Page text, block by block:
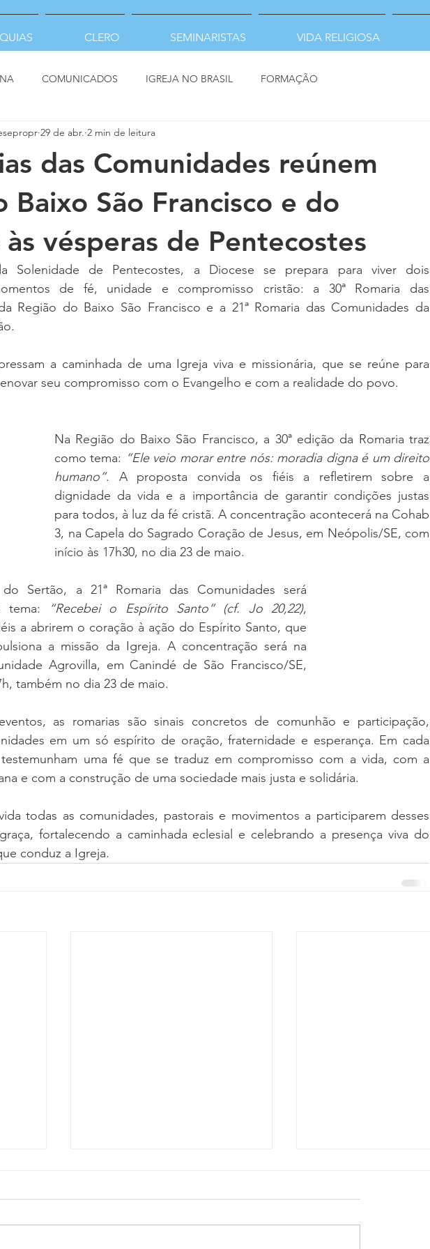
CLERO SEMINARISTAS VIDA RELIGIOSA
COMUNICADOS IGREJA NO BRASIL FORMAÇÃO
das Comunidades reúnem
Baixo São Francisco e do
vésperas de Pentecostes
29 de abr. 2 min de leitura
Solenidade de Pentecostes, a Diocese se prepara para viver dois
de fé, unidade e compromisso cristão: a 30ª Romaria das
Região do Baixo São Francisco e a 21ª Romaria das Comunidades da
a caminhada de uma Igreja viva e missionária, que se reúne para
seu compromisso com o Evangelho e com a realidade do povo.
Na Região do Baixo São Francisco, a 30ª edição da Romaria traz
como tema: “Ele veio morar entre nós: moradia digna é um direito
humano”. A proposta convida os fiéis a refletirem sobre a
dignidade da vida e a importância de garantir condições justas
para todos, à luz da fé cristã. A concentração acontecerá na Cohab
3, na Capela do Sagrado Coração de Jesus, em Neópolis/SE, com
início às 17h30, no dia 23 de maio.
Sertão, a 21ª Romaria das Comunidades será
tema:
“Recebei o Espírito Santo” (cf. Jo 20,22),
a abrirem o coração à ação do Espírito Santo, que
a missão da Igreja. A concentração será na
Agrovilla, em Canindé de São Francisco/SE,
também no dia 23 de maio.
as romarias são sinais concretos de comunhão e participação,
em um só espírito de oração, fraternidade e esperança. Em cada
uma fé que se traduz em compromisso com a vida, com a
e com a construção de uma sociedade mais justa e solidária.
todas as comunidades, pastorais e movimentos a participarem desses
fortalecendo a caminhada eclesial e celebrando a presença viva do
conduz a Igreja.